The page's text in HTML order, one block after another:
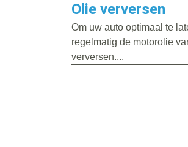
Olie verversen
Om uw auto optimaal te
regelmatig de motorolie
verversen....